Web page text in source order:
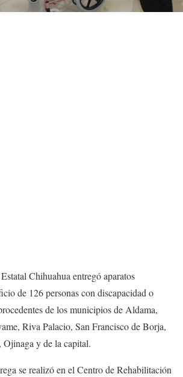
Chihuahua entregó aparatos
de 126 personas con discapacidad o
de los municipios de Aldama,
Riva Palacio, San Francisco de Borja,
Ojinaga y de la capital.
se realizó en el Centro de Rehabilitación